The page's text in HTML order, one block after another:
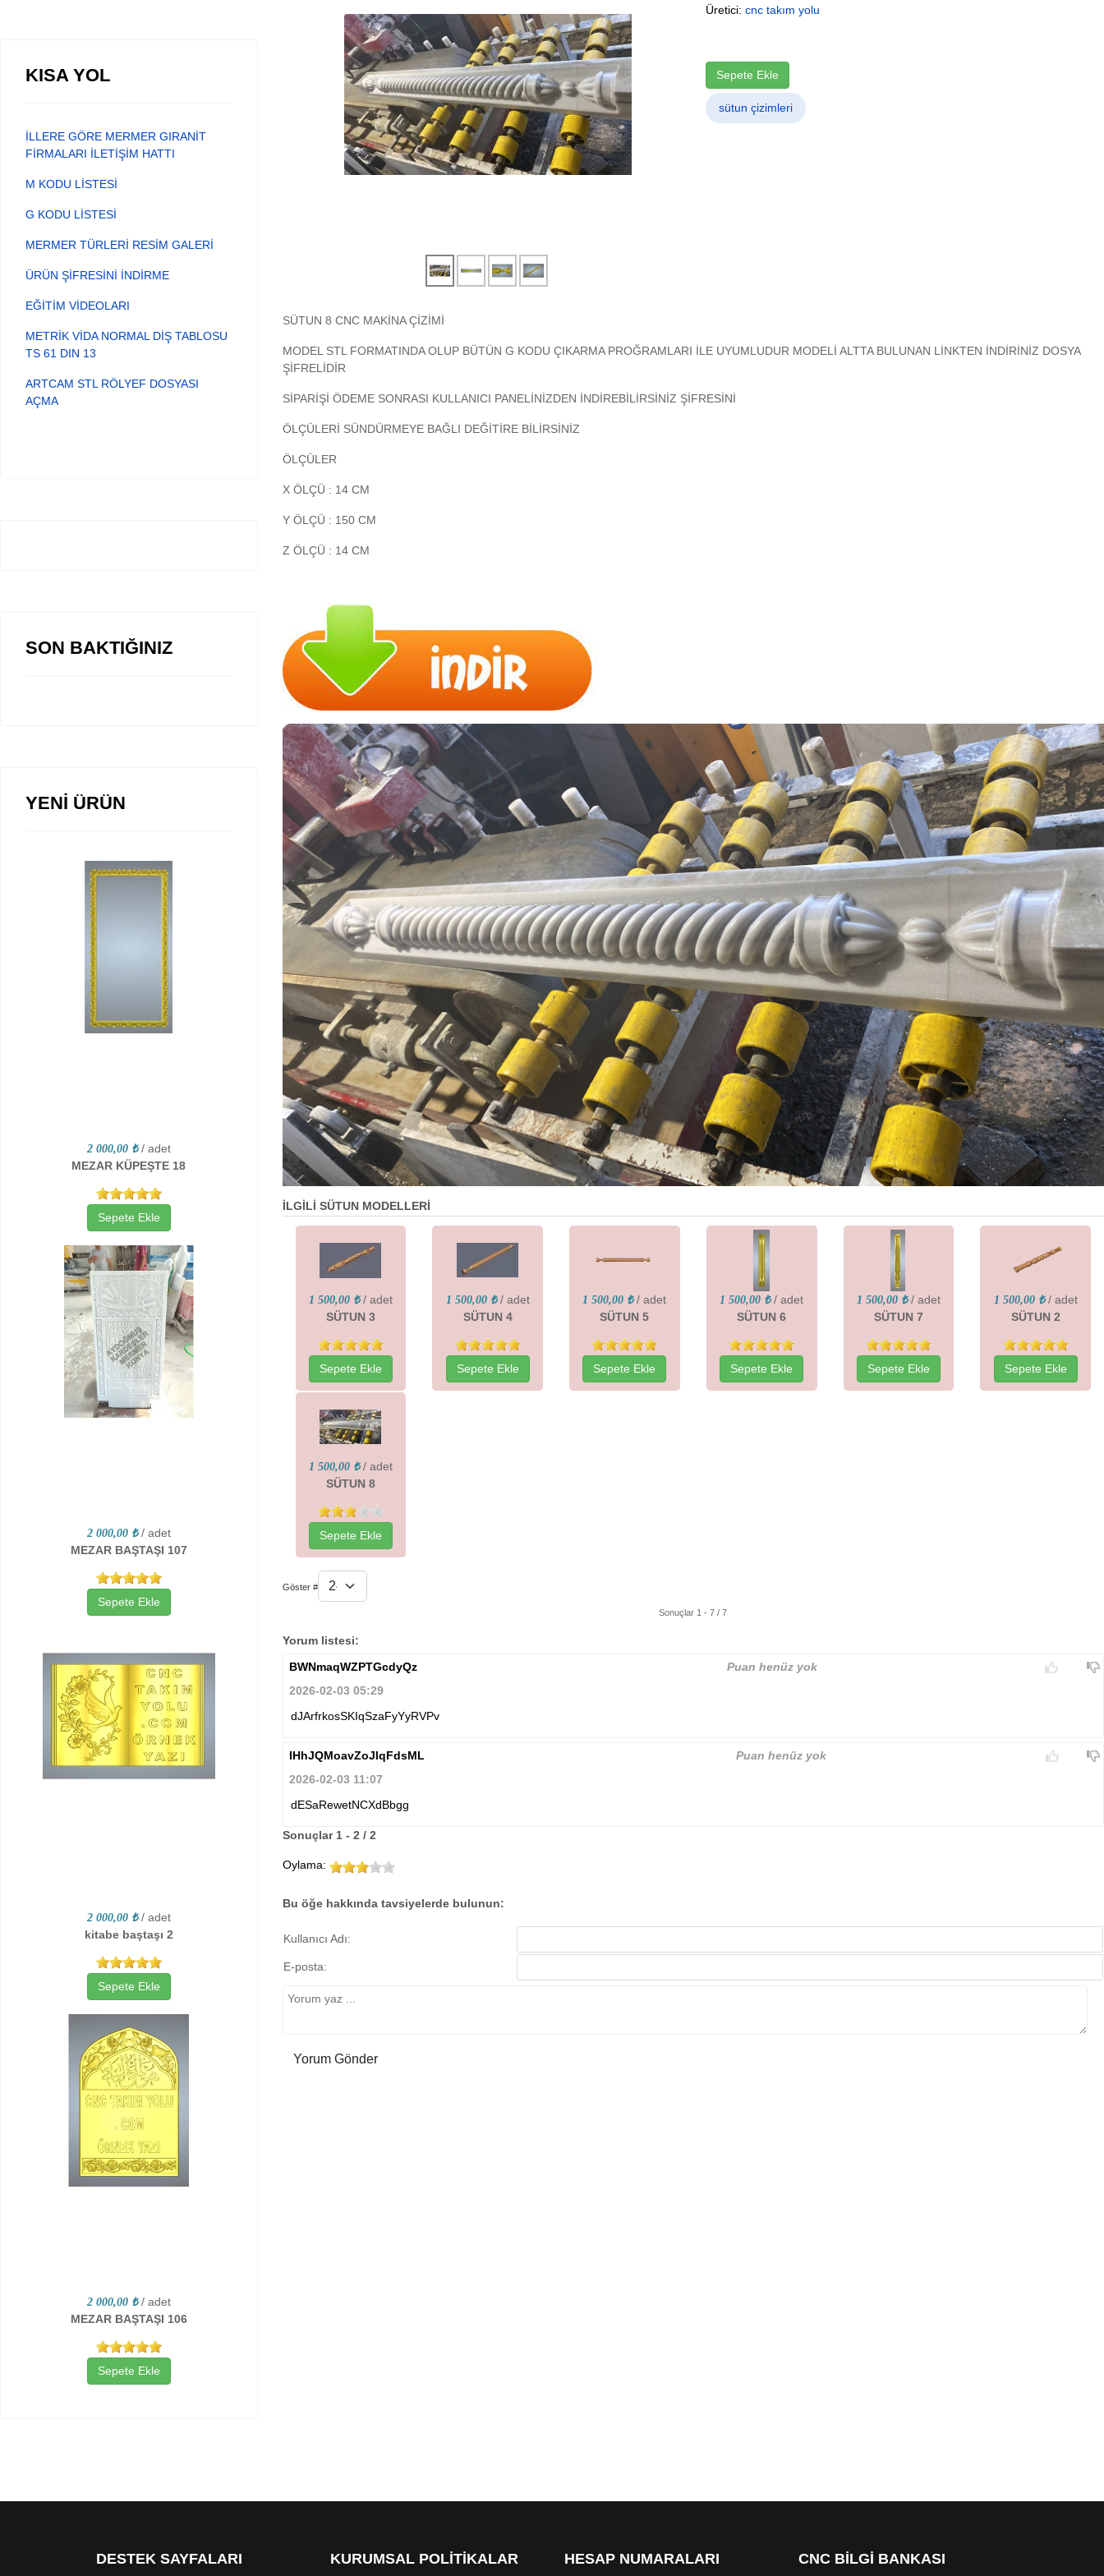
KISA YOL
İLLERE GÖRE MERMER GIRANİT
FİRMALARI İLETİŞİM HATTI
M KODU LİSTESİ
G KODU LİSTESİ
MERMER TÜRLERİ RESİM GALERİ
ÜRÜN ŞİFRESİNİ İNDİRME
EĞİTİM VİDEOLARI
METRİK VİDA NORMAL DİŞ TABLOSU
TS 61 DIN 13
ARTCAM STL RÖLYEF DOSYASI
AÇMA
SON BAKTIĞINIZ
YENİ ÜRÜN
2 000,00 ₺ / adet
MEZAR KÜPEŞTE 18
Sepete Ekle
2 000,00 ₺ / adet
MEZAR BAŞTAŞI 107
Sepete Ekle
2 000,00 ₺ / adet
kitabe baştaşı 2
Sepete Ekle
2 000,00 ₺ / adet
MEZAR BAŞTAŞI 106
Sepete Ekle
Üretici: cnc takım yolu
Sepete Ekle
sütun çizimleri
SÜTUN 8 CNC MAKİNA ÇİZİMİ
MODEL STL FORMATINDA OLUP BÜTÜN G KODU ÇIKARMA PROĞRAMLARI İLE UYUMLUDUR MODELİ ALTTA BULUNAN LİNKTEN İNDİRİNİZ DOSYA
ŞİFRELİDİR
SİPARİŞİ ÖDEME SONRASI KULLANICI PANELİNİZDEN İNDİREBİLİRSİNİZ ŞİFRESİNİ
ÖLÇÜLERİ SÜNDÜRMEYE BAĞLI DEĞİTİRE BİLİRSİNİZ
ÖLÇÜLER
X ÖLÇÜ : 14 CM
Y ÖLÇÜ : 150 CM
Z ÖLÇÜ : 14 CM
İLGİLİ SÜTUN MODELLERİ
1 500,00 ₺ / adet
SÜTUN 3
Sepete Ekle
1 500,00 ₺ / adet
SÜTUN 4
Sepete Ekle
1 500,00 ₺ / adet
SÜTUN 5
Sepete Ekle
1 500,00 ₺ / adet
SÜTUN 6
Sepete Ekle
1 500,00 ₺ / adet
SÜTUN 7
Sepete Ekle
1 500,00 ₺ / adet
SÜTUN 2
Sepete Ekle
1 500,00 ₺ / adet
SÜTUN 8
Sepete Ekle
Göster #
Sonuçlar 1 - 7 / 7
Yorum listesi:
BWNmaqWZPTGcdyQz
Puan henüz yok
2026-02-03 05:29
dJArfrkosSKIqSzaFyYyRVPv
IHhJQMoavZoJlqFdsML
Puan henüz yok
2026-02-03 11:07
dESaRewetNCXdBbgg
Sonuçlar 1 - 2 / 2
Oylama:
Bu öğe hakkında tavsiyelerde bulunun:
Kullanıcı Adı:
E-posta:
DESTEK SAYFALARI KURUMSAL POLİTİKALAR HESAP NUMARALARI CNC BİLGİ BANKASI